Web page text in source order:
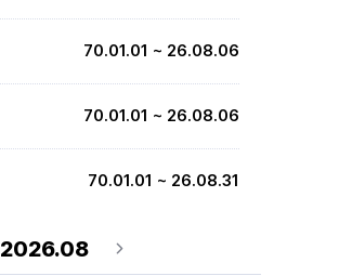
70.01.01 ~ 26.08.06
70.01.01 ~ 26.08.06
70.01.01 ~ 26.08.31
2026.08